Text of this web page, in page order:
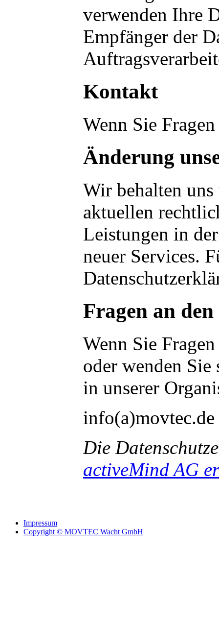
verwenden Ihre
Empfänger der
Kontakt
Wenn Sie
Änderung
Wir behalten uns
aktuellen
Leistungen in
neuer Services.
Fragen an
Wenn Sie
oder wenden
in unserer
info(a)movtec.de
Die
activeMind AG
Impressum
Copyright © MOVTEC Wacht GmbH